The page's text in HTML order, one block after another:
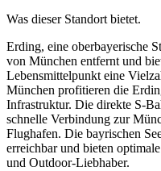
Was dieser Standort bietet.
Erding, eine oberbayerische
von München entfernt und
Lebensmittelpunkt eine
München profitieren die
Infrastruktur. Die direkte S-
schnelle Verbindung zur
Flughafen. Die bayrischen
erreichbar und bieten
und Outdoor-Liebhaber.